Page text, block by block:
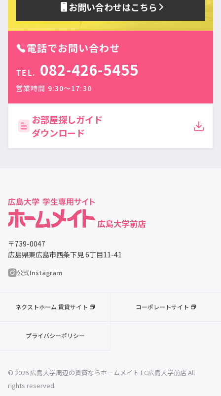
お問い合わせはこちら
電話でお問い合わせ
TEL. 082-426-5455
営業時間 9:30〜17:30
お部屋探しガイド
ダウンロード
〒739-0047
広島県東広島市西条下見 6丁目11-41
公式Instagram
ネクストホーム 賃貸サイト コーポレートサイト
プライバシーポリシー
© 2026 広島大学周辺の賃貸ならホームメイト FC広島大学前店 All
rights reserved.